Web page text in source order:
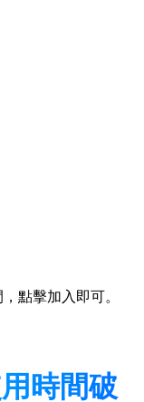
點擊加入即可。
時間破